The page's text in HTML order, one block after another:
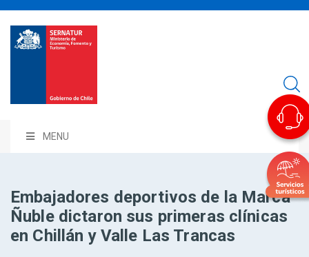
MENU
Embajadores deportivos de la Marca
Ñuble dictaron sus primeras clínicas
en Chillán y Valle Las Trancas